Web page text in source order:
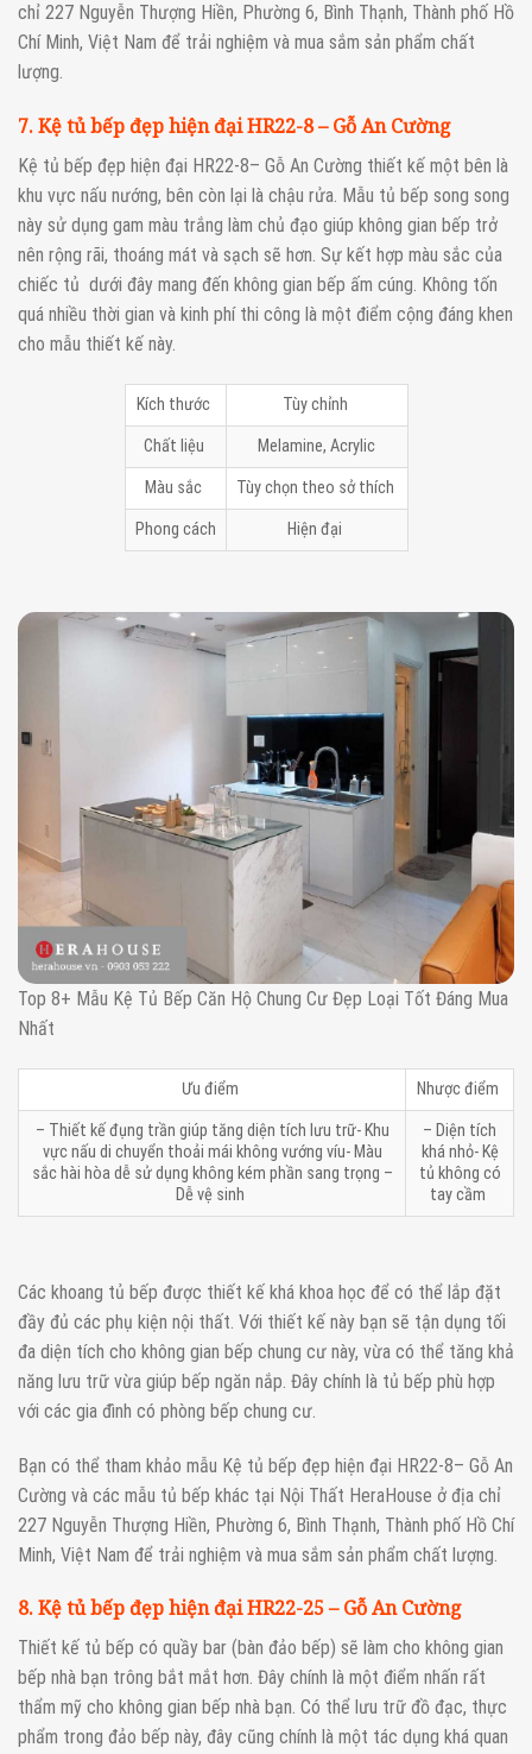
chỉ 227 Nguyễn Thượng Hiền, Phường 6, Bình Thạnh, Thành phố Hồ
Chí Minh, Việt Nam để trải nghiệm và mua sắm sản phẩm chất
lượng.
7. Kệ tủ bếp đẹp hiện đại HR22-8 – Gỗ An Cường
Kệ tủ bếp đẹp hiện đại HR22-8– Gỗ An Cường thiết kế một bên là
khu vực nấu nướng, bên còn lại là chậu rửa. Mẫu tủ bếp song song
này sử dụng gam màu trắng làm chủ đạo giúp không gian bếp trở
nên rộng rãi, thoáng mát và sạch sẽ hơn. Sự kết hợp màu sắc của
chiếc tủ dưới đây mang đến không gian bếp ấm cúng. Không tốn
quá nhiều thời gian và kinh phí thi công là một điểm cộng đáng khen
cho mẫu thiết kế này.
Kích thước Tùy chỉnh
Chất liệu Melamine, Acrylic
Màu sắc Tùy chọn theo sở thích
Phong cách Hiện đại
Top 8+ Mẫu Kệ Tủ Bếp Căn Hộ Chung Cư Đẹp Loại Tốt Đáng Mua
Nhất
Ưu điểm Nhược điểm
– Thiết kế đụng trần giúp tăng diện tích lưu trữ- Khu
vực nấu di chuyển thoải mái không vướng víu- Màu
sắc hài hòa dễ sử dụng không kém phần sang trọng –
Dễ vệ sinh
– Diện tích
khá nhỏ- Kệ
tủ không có
tay cầm
Các khoang tủ bếp được thiết kế khá khoa học để có thể lắp đặt
đầy đủ các phụ kiện nội thất. Với thiết kế này bạn sẽ tận dụng tối
đa diện tích cho không gian bếp chung cư này, vừa có thể tăng khả
năng lưu trữ vừa giúp bếp ngăn nắp. Đây chính là tủ bếp phù hợp
với các gia đình có phòng bếp chung cư.
Bạn có thể tham khảo mẫu Kệ tủ bếp đẹp hiện đại HR22-8– Gỗ An
Cường và các mẫu tủ bếp khác tại Nội Thất HeraHouse ở địa chỉ
227 Nguyễn Thượng Hiền, Phường 6, Bình Thạnh, Thành phố Hồ Chí
Minh, Việt Nam để trải nghiệm và mua sắm sản phẩm chất lượng.
8. Kệ tủ bếp đẹp hiện đại HR22-25 – Gỗ An Cường
Thiết kế tủ bếp có quầy bar (bàn đảo bếp) sẽ làm cho không gian
bếp nhà bạn trông bắt mắt hơn. Đây chính là một điểm nhấn rất
thẩm mỹ cho không gian bếp nhà bạn. Có thể lưu trữ đồ đạc, thực
phẩm trong đảo bếp này, đây cũng chính là một tác dụng khá quan